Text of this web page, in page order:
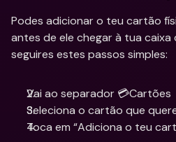
Podes adicionar o teu cartão
antes de ele chegar à tua caixa
seguires estes passos simples:
Vai ao separador 💳Cartões
Seleciona o cartão que
Toca em “Adiciona o teu